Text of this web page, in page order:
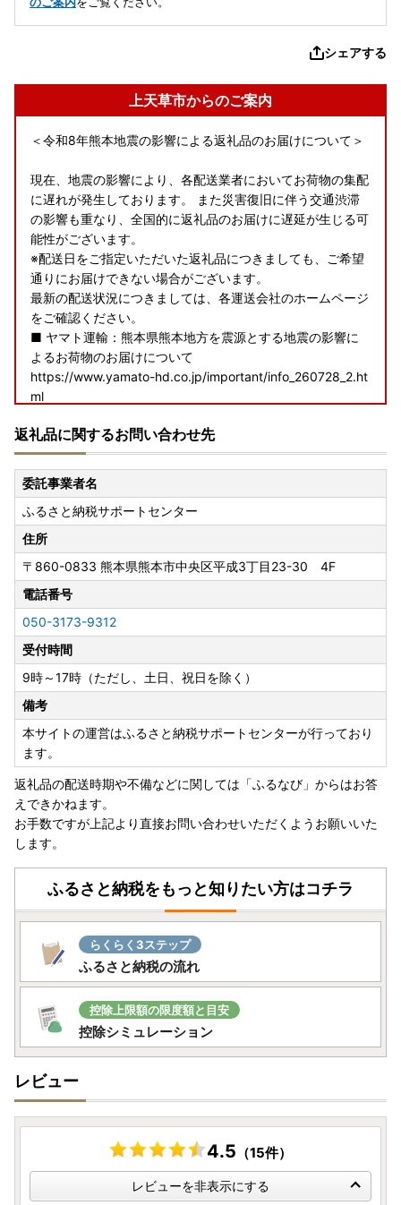
シェアする
上天草市からのご案内
＜令和8年熊本地震の影響による返礼品のお届けについて＞
現在、地震の影響により、各配送業者においてお荷物の集配
に遅れが発生しております。 また災害復旧に伴う交通渋滞
の影響も重なり、全国的に返礼品のお届けに遅延が生じる可
能性がございます。
※配送日をご指定いただいた返礼品につきましても、ご希望
通りにお届けできない場合がございます。
最新の配送状況につきましては、各運送会社のホームページ
をご確認ください。
■ ヤマト運輸：熊本県熊本地方を震源とする地震の影響に
よるお荷物のお届けについて
https://www.yamato-hd.co.jp/important/info_260728_2.ht
ml
■ 佐川急便：令和8年熊本地震に伴う集配への影響について
https://www2.sagawa-exp.co.jp/information/detail/406/
■ 日本郵便（ゆうパック）：熊本県熊本地方を震源とする
地震の影響について
https://www.post.japanpost.jp/newsrelease/pressrelease/
9879629480.html
寄附者の皆様にはご不便、ご迷惑をおかけし誠に申し訳ござ
いませんが、何卒ご理解賜りますようお願い申し上げます。
返礼品に関するお問い合わせ先
委託事業者名
ふるさと納税サポートセンター
住所
〒860-0833 熊本県熊本市中央区平成3丁目23-30 4F
電話番号
050-3173-9312
受付時間
9時～17時（ただし、土日、祝日を除く）
備考
本サイトの運営はふるさと納税サポートセンターが行っており
ます。
返礼品の配送時期や不備などに関しては「ふるなび」からはお答
えできかねます。
お手数ですが上記より直接お問い合わせいただくようお願いいた
します。
ふるさと納税をもっと知りたい方はコチラ
らくらく3ステップ
ふるさと納税の流れ
控除上限額の限度額と目安
控除シミュレーション
レビュー
4.5 （15件）
レビューを非表示にする